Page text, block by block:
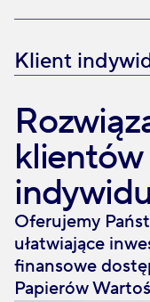
Klient
klientów
Oferujemy
ułatwiające
finansowe
Papierów